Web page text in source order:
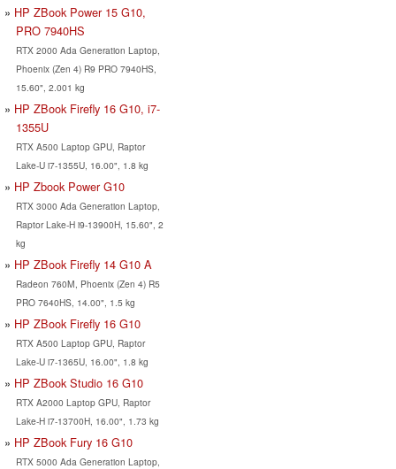
HP ZBook Power 15 G10,
PRO 7940HS
RTX 2000 Ada Generation Laptop,
Phoenix (Zen 4) R9 PRO 7940HS,
15.60", 2.001 kg
HP ZBook Firefly 16 G10, i7-
1355U
RTX A500 Laptop GPU, Raptor
Lake-U i7-1355U, 16.00", 1.8 kg
HP Zbook Power G10
RTX 3000 Ada Generation Laptop,
Raptor Lake-H i9-13900H, 15.60", 2
kg
HP ZBook Firefly 14 G10 A
Radeon 760M, Phoenix (Zen 4) R5
PRO 7640HS, 14.00", 1.5 kg
HP ZBook Firefly 16 G10
RTX A500 Laptop GPU, Raptor
Lake-U i7-1365U, 16.00", 1.8 kg
HP ZBook Studio 16 G10
RTX A2000 Laptop GPU, Raptor
Lake-H i7-13700H, 16.00", 1.73 kg
HP ZBook Fury 16 G10
RTX 5000 Ada Generation Laptop,